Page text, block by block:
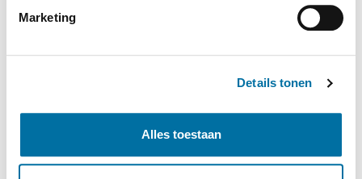
Marketing
Details tonen
Alles toestaan